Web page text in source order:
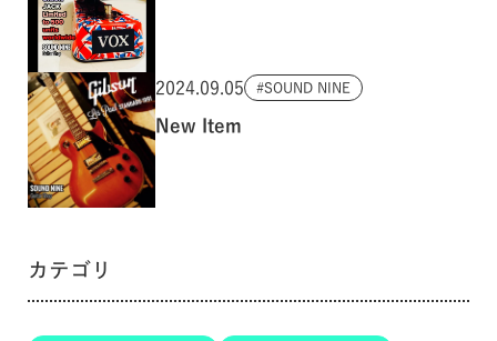
2024.09.05 SOUND NINE
New Item
カテゴリ